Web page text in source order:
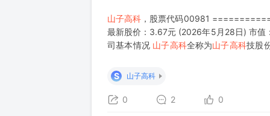
山子高科 ，股票代码00981
最新股价：3.67元 (2026年5月28日) 市
司基本情况 山子高科全称为山子高科技股
S
山子高科
0 2 0